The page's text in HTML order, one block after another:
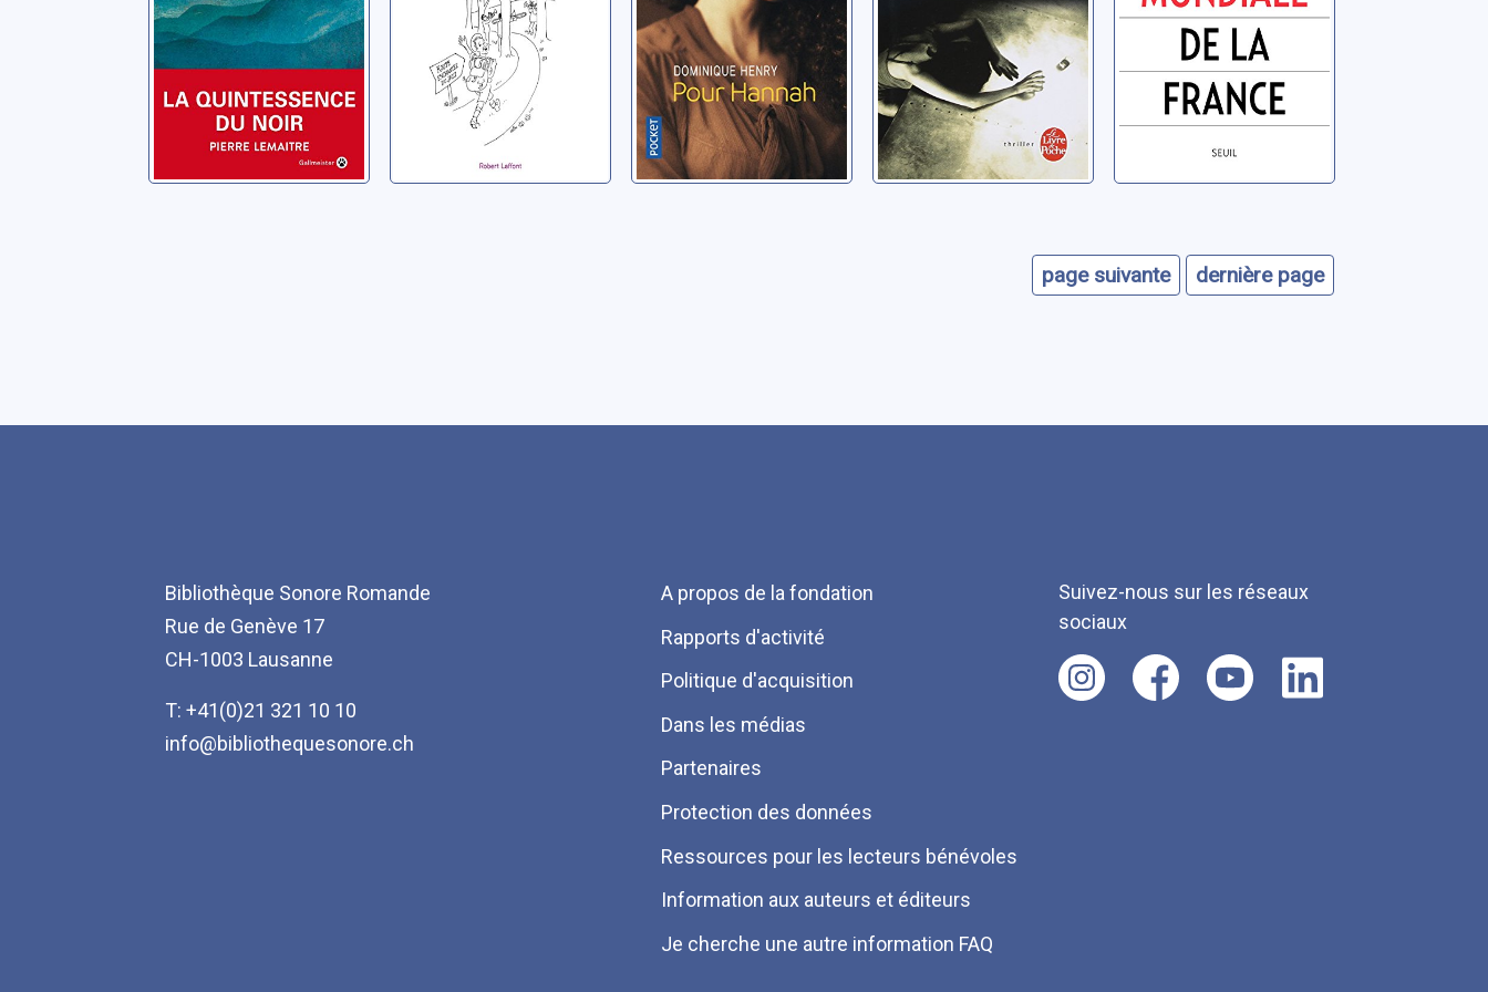
page suivante dernière page
Bibliothèque Sonore Romande
Rue de Genève 17
CH-1003 Lausanne
T: +41(0)21 321 10 10
info@bibliothequesonore.ch
Menu
Pied
de
page
A propos de la fondation
Rapports d'activité
Politique d'acquisition
Dans les médias
Partenaires
Protection des données
Ressources pour les lecteurs bénévoles
Information aux auteurs et éditeurs
Je cherche une autre information FAQ
Suivez-nous sur les réseaux
sociaux